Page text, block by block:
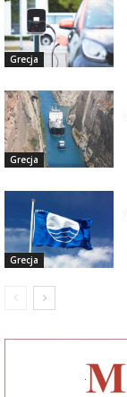
Grecja
Grecja
Grecja